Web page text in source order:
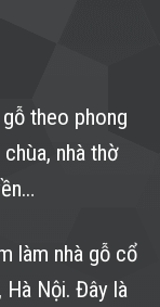
theo phong
nhà thờ
làm nhà gỗ cổ
Hà Nội. Đây là